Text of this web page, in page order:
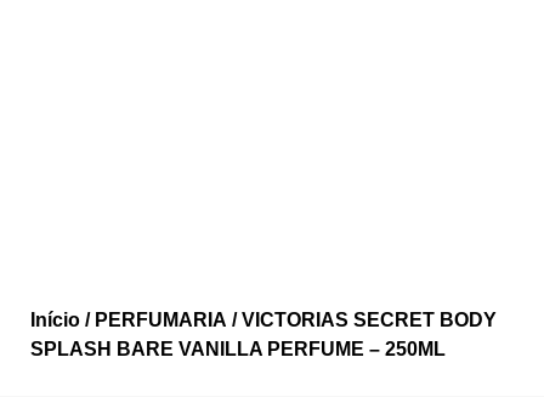
Início / PERFUMARIA / VICTORIAS SECRET BODY
SPLASH BARE VANILLA PERFUME – 250ML